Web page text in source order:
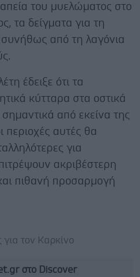
του μυελώματος στο
τα δείγματα για τη
από τη λαγόνια
έδειξε ότι τα
κύτταρα στα οστικά
από εκείνα της
περιοχές αυτές θα
για
ακριβέστερη
πιθανή προσαρμογή
για τον Καρκίνο
στο Discover